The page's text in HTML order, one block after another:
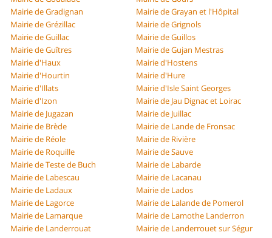
Mairie de Gradignan
Mairie de Grayan et l'Hôpital
Mairie de Grézillac
Mairie de Grignols
Mairie de Guillac
Mairie de Guillos
Mairie de Guîtres
Mairie de Gujan Mestras
Mairie d'Haux
Mairie d'Hostens
Mairie d'Hourtin
Mairie d'Hure
Mairie d'Illats
Mairie d'Isle Saint Georges
Mairie d'Izon
Mairie de Jau Dignac et Loirac
Mairie de Jugazan
Mairie de Juillac
Mairie de Brède
Mairie de Lande de Fronsac
Mairie de Réole
Mairie de Rivière
Mairie de Roquille
Mairie de Sauve
Mairie de Teste de Buch
Mairie de Labarde
Mairie de Labescau
Mairie de Lacanau
Mairie de Ladaux
Mairie de Lados
Mairie de Lagorce
Mairie de Lalande de Pomerol
Mairie de Lamarque
Mairie de Lamothe Landerron
Mairie de Landerrouat
Mairie de Landerrouet sur Ségur